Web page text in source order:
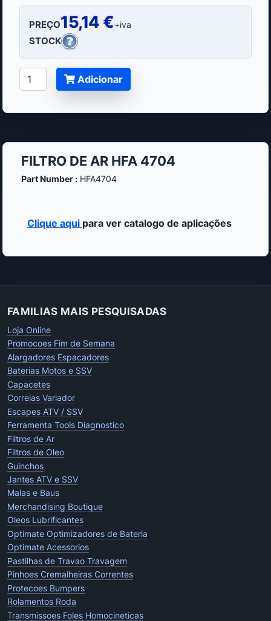
PREÇO15,14 €+iva
STOCK
Adicionar
FILTRO DE AR HFA 4704
Part Number :HFA4704
Clique aqui para ver catalogo de aplicações
FAMILIAS MAIS PESQUISADAS
Loja Online
Promocoes Fim de Semana
Alargadores Espacadores
Baterias Motos e SSV
Capacetes
Correias Variador
Escapes ATV / SSV
Ferramenta Tools Diagnostico
Filtros de Ar
Filtros de Oleo
Guinchos
Jantes ATV e SSV
Malas e Baus
Merchandising Boutique
Oleos Lubrificantes
Optimate Optimizadores de Bateria
Optimate Acessorios
Pastilhas de Travao Travagem
Pinhoes Cremalheiras Correntes
Protecoes Bumpers
Rolamentos Roda
Transmissoes Foles Homocineticas